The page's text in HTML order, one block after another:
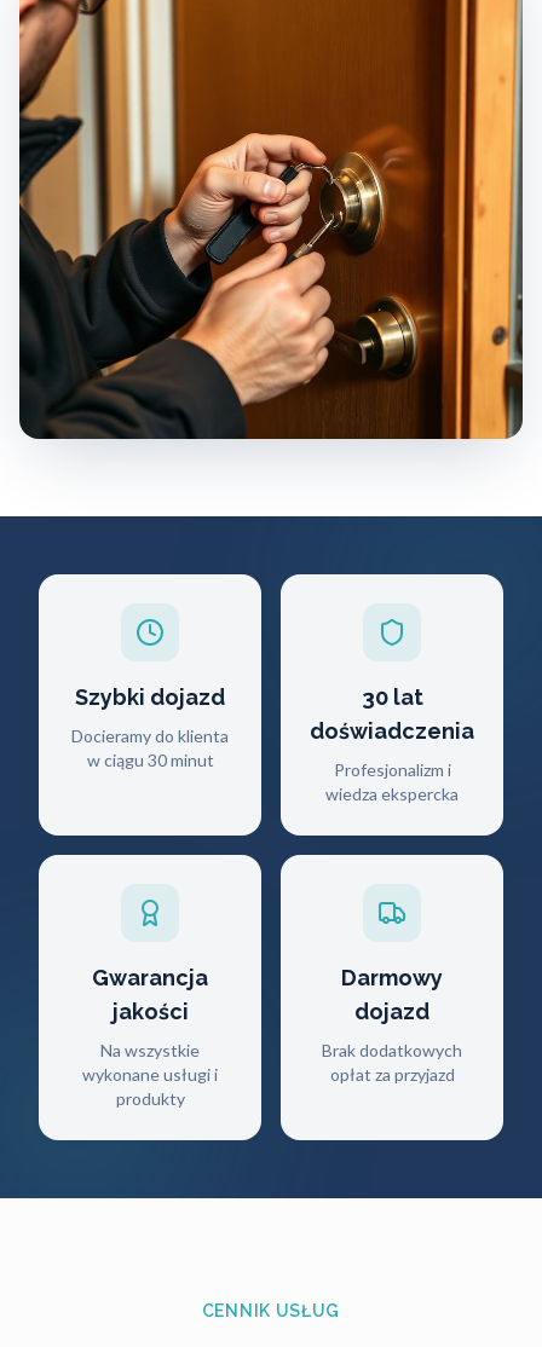
Szybki dojazd
Docieramy do klienta
w ciągu 30 minut
30 lat
doświadczenia
Profesjonalizm i
wiedza ekspercka
Gwarancja
jakości
Na wszystkie
wykonane usługi i
produkty
Darmowy
dojazd
Brak dodatkowych
opłat za przyjazd
CENNIK USŁUG